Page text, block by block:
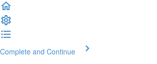
Complete and Continue